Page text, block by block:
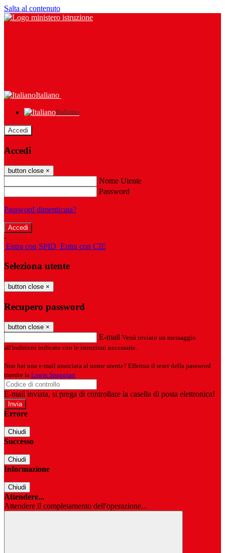
Salta al contenuto
Italiano
Italiano
Accedi
Accedi
button close ×
Nome Utente
Password
Password dimenticata?
-
Entra con SPID Entra con CIE
Seleziona utente
button close ×
Recupero password
button close ×
E-mail Verrà inviato un messaggio
all'indirizzo indicato con le istruzioni necessarie.
Non hai una e-mail associata al nome utente? Effettua il reset della password
tramite la Login Spaggiari
E-mail inviata, si prega di controllare la casella di posta elettronica!
Errore
Chiudi
Successo
Chiudi
Informazione
Chiudi
Attendere...
Attendere il completamento dell'operazione...